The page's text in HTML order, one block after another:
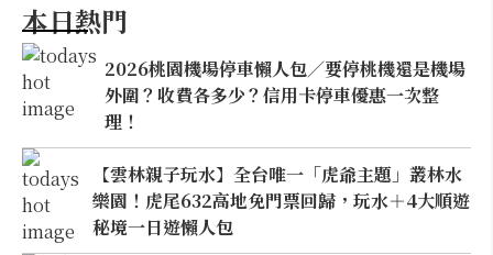
本日熱門
2026桃園機場停車懶人包／要停桃機還是機場
外圍？收費各多少？信用卡停車優惠一次整
理！
【雲林親子玩水】全台唯一「虎爺主題」叢林水
樂園！虎尾632高地免門票回歸，玩水＋4大順遊
秘境一日遊懶人包